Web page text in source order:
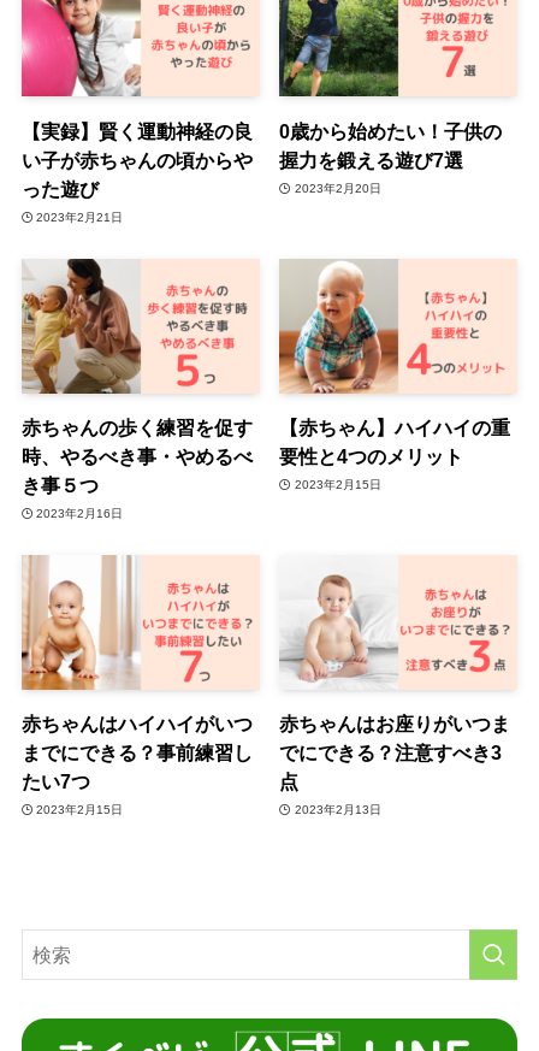
【実録】賢く運動神経の良
い子が赤ちゃんの頃からや
った遊び
2023年2月21日
0歳から始めたい！子供の
握力を鍛える遊び7選
2023年2月20日
赤ちゃんの歩く練習を促す
時、やるべき事・やめるべ
き事５つ
2023年2月16日
【赤ちゃん】ハイハイの重
要性と4つのメリット
2023年2月15日
赤ちゃんはハイハイがいつ
までにできる？事前練習し
たい7つ
2023年2月15日
赤ちゃんはお座りがいつま
でにできる？注意すべき3
点
2023年2月13日